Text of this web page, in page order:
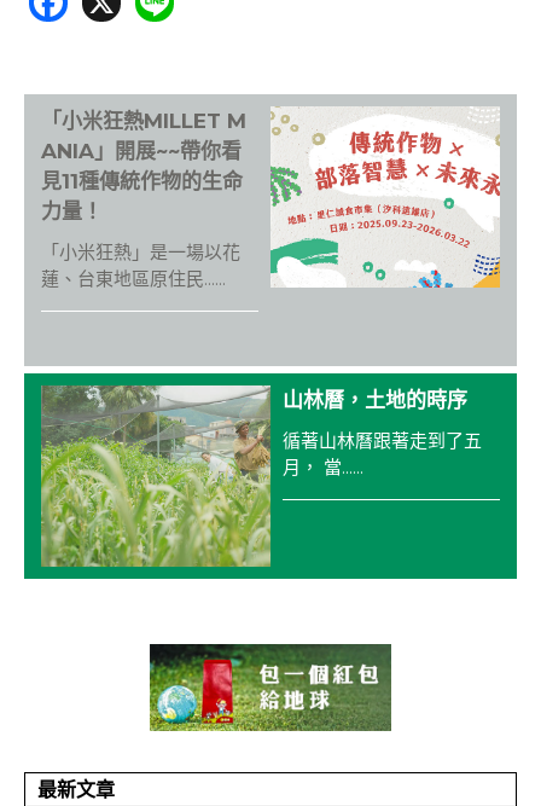
ac
b
o
o
k
「小米狂熱MILLET M
ANIA」開展~~帶你看
見11種傳統作物的生命
力量！
「小米狂熱」是一場以花
蓮、台東地區原住民......
山林曆，土地的時序
循著山林曆跟著走到了五
月， 當......
最新文章